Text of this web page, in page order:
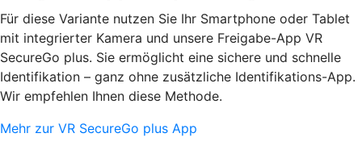
Für diese Variante nutzen Sie Ihr Smartphone oder Tablet
mit integrierter Kamera und unsere Freigabe-App VR
SecureGo plus. Sie ermöglicht eine sichere und schnelle
Identifikation – ganz ohne zusätzliche Identifikations-App.
Wir empfehlen Ihnen diese Methode.
Mehr zur VR SecureGo plus App